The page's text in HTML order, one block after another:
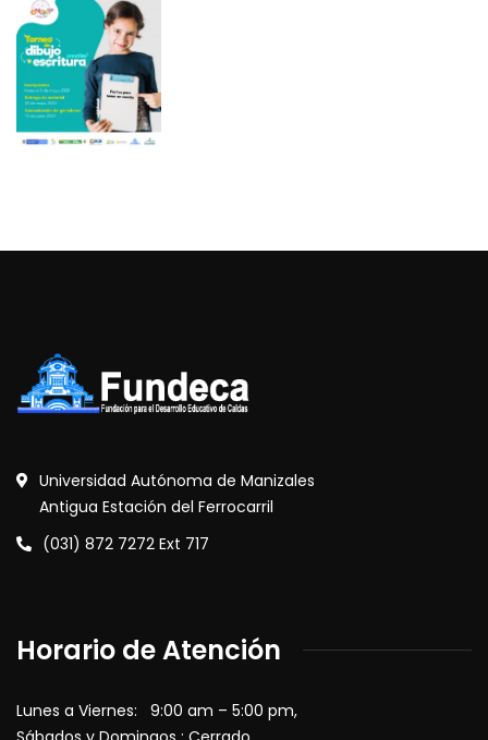
Universidad Autónoma de Manizales
Antigua Estación del Ferrocarril
(031) 872 7272 Ext 717
Horario de Atención
Lunes a Viernes: 9:00 am – 5:00 pm,